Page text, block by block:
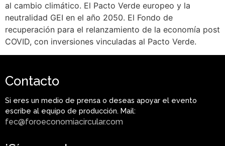
al cambio climático. El Pacto Verde europeo y la
neutralidad GEI en el año 2050. El Fondo de
recuperación para el relanzamiento de la economía post
COVID, con inversiones vinculadas al Pacto Verde.
Contacto
Si eres un medio de prensa o deseas apoyar el evento
escribe al equipo de producción. Mail:
fec@foroeconomiacircular.com